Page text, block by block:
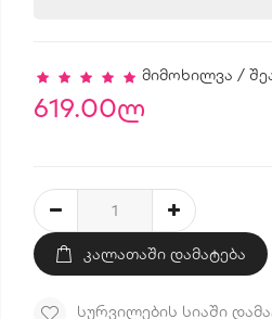
მიმოხილვა /
619.00ლ
ᲙᲐᲚᲐᲗᲐᲨᲘ ᲓᲐᲛᲐᲢᲔᲑᲐ
ᲡᲣᲠᲕᲘᲚᲔᲑᲘᲡ ᲡᲘᲐᲨᲘ